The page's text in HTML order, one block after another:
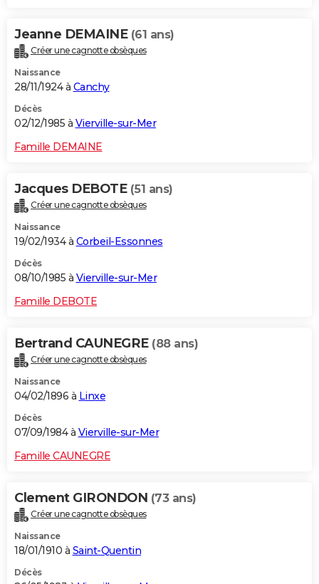
Jeanne DEMAINE (61 ans)
Créer une cagnotte obsèques
Naissance
28/11/1924 à Canchy
Décès
02/12/1985 à Vierville-sur-Mer
Famille DEMAINE
Jacques DEBOTE (51 ans)
Créer une cagnotte obsèques
Naissance
19/02/1934 à Corbeil-Essonnes
Décès
08/10/1985 à Vierville-sur-Mer
Famille DEBOTE
Bertrand CAUNEGRE (88 ans)
Créer une cagnotte obsèques
Naissance
04/02/1896 à Linxe
Décès
07/09/1984 à Vierville-sur-Mer
Famille CAUNEGRE
Clement GIRONDON (73 ans)
Créer une cagnotte obsèques
Naissance
18/01/1910 à Saint-Quentin
Décès